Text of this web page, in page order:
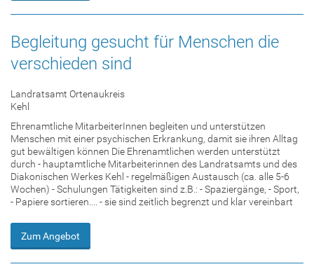
Begleitung gesucht für Menschen die
verschieden sind
Landratsamt Ortenaukreis
Kehl
Ehrenamtliche MitarbeiterInnen begleiten und unterstützen
Menschen mit einer psychischen Erkrankung, damit sie ihren Alltag
gut bewältigen können Die Ehrenamtlichen werden unterstützt
durch - hauptamtliche Mitarbeiterinnen des Landratsamts und des
Diakonischen Werkes Kehl - regelmäßigen Austausch (ca. alle 5-6
Wochen) - Schulungen Tätigkeiten sind z.B.: - Spaziergänge, - Sport,
- Papiere sortieren.... - sie sind zeitlich begrenzt und klar vereinbart
Zum Angebot